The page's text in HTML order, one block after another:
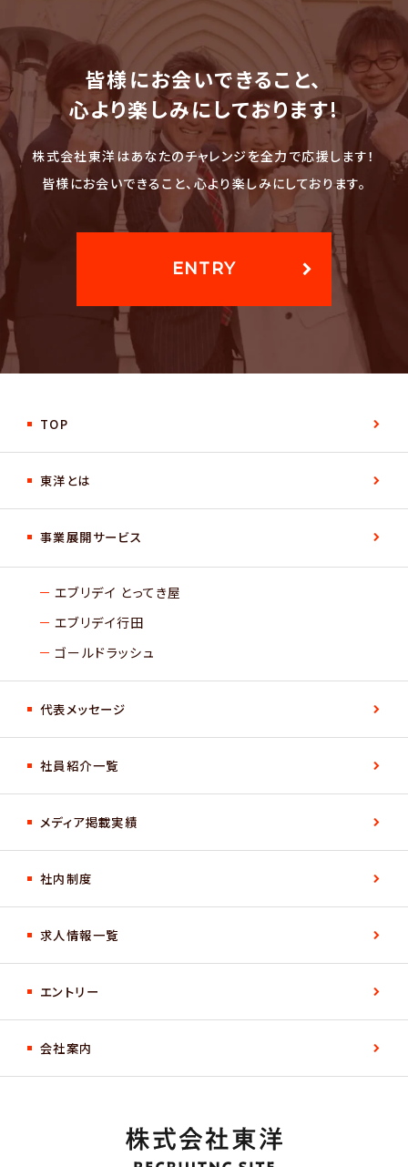
皆様にお会いできること、
心より楽しみにしております!
株式会社東洋はあなたのチャレンジを全力で応援します！
皆様にお会いできること、心より楽しみにしております。
ENTRY
TOP
東洋とは
事業展開サービス
エブリデイ とってき屋
エブリデイ行田
ゴールドラッシュ
代表メッセージ
社員紹介一覧
メディア掲載実績
社内制度
求人情報一覧
エントリー
会社案内